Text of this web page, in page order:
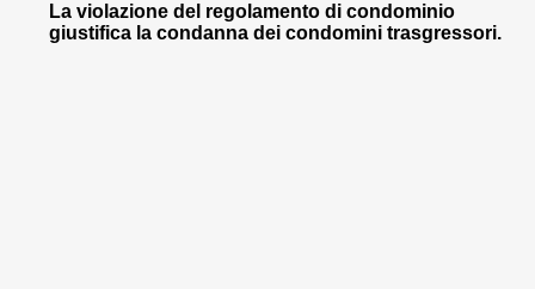
La violazione del regolamento di condominio
giustifica la condanna dei condomini trasgressori.